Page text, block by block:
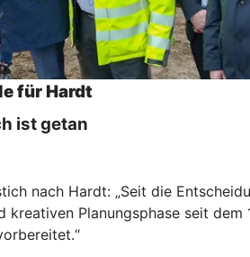
für Hardt
ist getan
nach Hardt: „Seit die
Planungsphase seit